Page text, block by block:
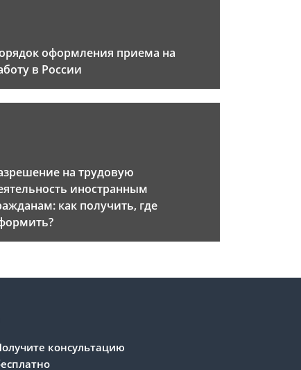
оформления приема на
в России
на трудовую
иностранным
как получить, где
консультацию